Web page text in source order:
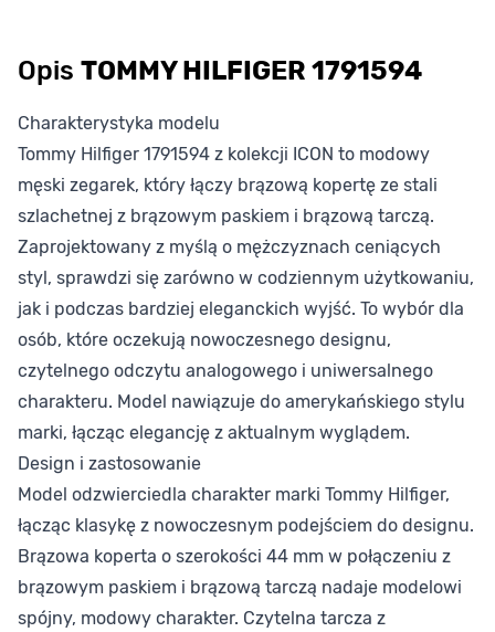
Opis TOMMY HILFIGER 1791594
Charakterystyka modelu
Tommy Hilfiger 1791594 z kolekcji ICON to modowy
męski zegarek, który łączy brązową kopertę ze stali
szlachetnej z brązowym paskiem i brązową tarczą.
Zaprojektowany z myślą o mężczyznach ceniących
styl, sprawdzi się zarówno w codziennym użytkowaniu,
jak i podczas bardziej eleganckich wyjść. To wybór dla
osób, które oczekują nowoczesnego designu,
czytelnego odczytu analogowego i uniwersalnego
charakteru. Model nawiązuje do amerykańskiego stylu
marki, łącząc elegancję z aktualnym wyglądem.
Design i zastosowanie
Model odzwierciedla charakter marki Tommy Hilfiger,
łącząc klasykę z nowoczesnym podejściem do designu.
Brązowa koperta o szerokości 44 mm w połączeniu z
brązowym paskiem i brązową tarczą nadaje modelowi
spójny, modowy charakter. Czytelna tarcza z